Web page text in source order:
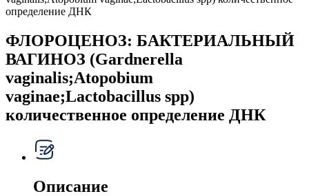
определение ДНК
ФЛОРОЦЕНОЗ: БАКТЕРИАЛЬНЫЙ
ВАГИНОЗ (Gardnerella
vaginalis;Atopobium
vaginae;Lactobacillus spp)
количественное определение ДНК
Описание